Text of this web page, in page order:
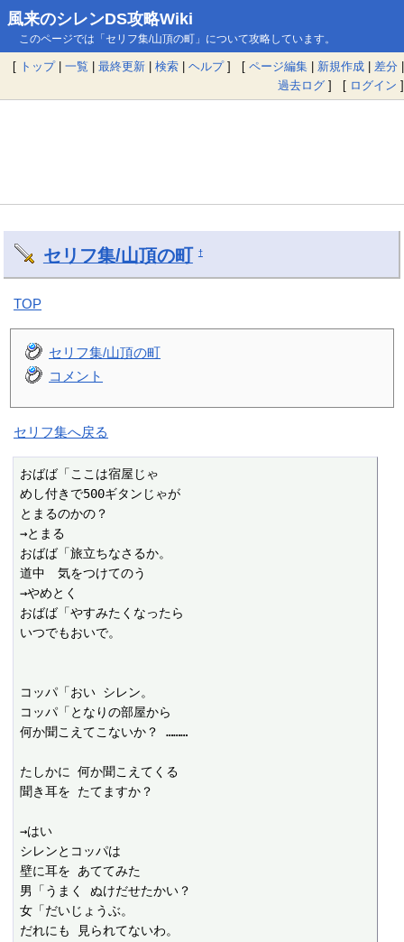
風来のシレンDS攻略Wiki
このページでは「セリフ集/山頂の町」について攻略しています。
[ トップ| 一覧 | 最終更新 | 検索 | ヘルプ] [ ページ編集 | 新規作成 | 差分 |
過去ログ ] [ ログイン ]
セリフ集/山頂の町 †
TOP
セリフ集/山頂の町
コメント
セリフ集へ戻る
おばば「ここは宿屋じゃ
めし付きで500ギタンじゃが
とまるのかの？
→とまる
おばば「旅立ちなさるか。
道中　気をつけてのう
→やめとく
おばば「やすみたくなったら
いつでもおいで。
コッパ「おい シレン。
コッパ「となりの部屋から
何か聞こえてこないか？ ………
たしかに 何か聞こえてくる
聞き耳を たてますか？
→はい
シレンとコッパは
壁に耳を あててみた
男「うまく ぬけだせたかい？
女「だいじょうぶ。
だれにも 見られてないわ。